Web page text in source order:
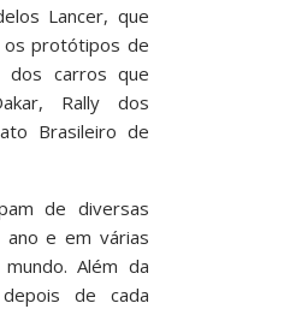
Lancer, que
os protótipos de
dos carros que
Rally dos
Brasileiro de
de diversas
ano e em várias
Além da
de cada